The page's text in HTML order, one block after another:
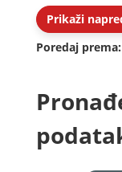
Prikaži
Poredaj prema